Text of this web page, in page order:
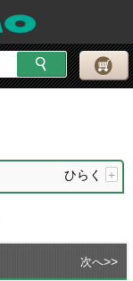
ひらく +
次へ>>